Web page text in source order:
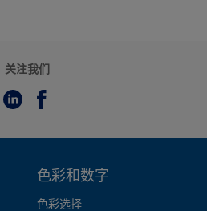
关注我们
色彩和数字
色彩选择